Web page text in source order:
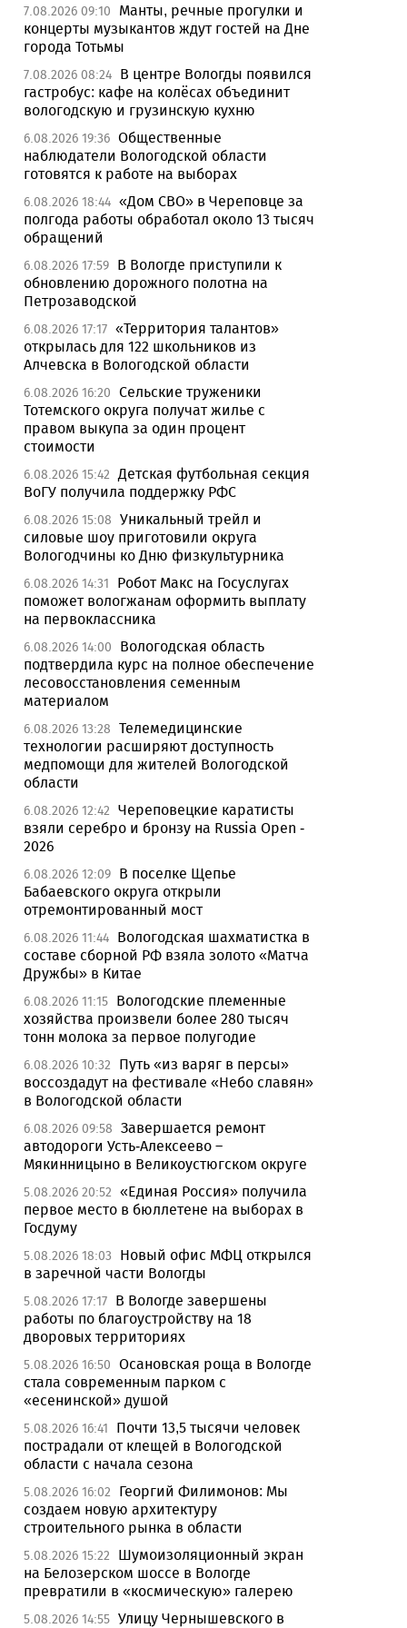
7.08.2026 09:10
Манты, речные прогулки и
концерты музыкантов ждут гостей на Дне
города Тотьмы
7.08.2026 08:24 В центре Вологды появился
гастробус: кафе на колёсах объединит
вологодскую и грузинскую кухню
6.08.2026 19:36 Общественные
наблюдатели Вологодской области
готовятся к работе на выборах
6.08.2026 18:44 «Дом СВО» в Череповце за
полгода работы обработал около 13 тысяч
обращений
6.08.2026 17:59 В Вологде приступили к
обновлению дорожного полотна на
Петрозаводской
6.08.2026 17:17 «Территория талантов»
открылась для 122 школьников из
Алчевска в Вологодской области
6.08.2026 16:20 Сельские труженики
Тотемского округа получат жилье с
правом выкупа за один процент
стоимости
6.08.2026 15:42 Детская футбольная секция
ВоГУ получила поддержку РФС
6.08.2026 15:08 Уникальный трейл и
силовые шоу приготовили округа
Вологодчины ко Дню физкультурника
6.08.2026 14:31
Робот Макс на Госуслугах
поможет вологжанам оформить выплату
на первоклассника
6.08.2026 14:00
Вологодская область
подтвердила курс на полное обеспечение
лесовосстановления семенным
материалом
6.08.2026 13:28 Телемедицинские
технологии расширяют доступность
медпомощи для жителей Вологодской
области
6.08.2026 12:42 Череповецкие каратисты
взяли серебро и бронзу на Russia Open -
2026
6.08.2026 12:09 В поселке Щепье
Бабаевского округа открыли
отремонтированный мост
6.08.2026 11:44 Вологодская шахматистка в
составе сборной РФ взяла золото «Матча
Дружбы» в Китае
6.08.2026 11:15 Вологодские племенные
хозяйства произвели более 280 тысяч
тонн молока за первое полугодие
6.08.2026 10:32
Путь «из варяг в персы»
воссоздадут на фестивале «Небо славян»
в Вологодской области
6.08.2026 09:58 Завершается ремонт
автодороги Усть-Алексеево –
Мякинницыно в Великоустюгском округе
5.08.2026 20:52 «Единая Россия» получила
первое место в бюллетене на выборах в
Госдуму
5.08.2026 18:03
Новый офис МФЦ открылся
в заречной части Вологды
5.08.2026 17:17 В Вологде завершены
работы по благоустройству на 18
дворовых территориях
5.08.2026 16:50 Осановская роща в Вологде
стала современным парком с
«есенинской» душой
5.08.2026 16:41
Почти 13,5 тысячи человек
пострадали от клещей в Вологодской
области с начала сезона
5.08.2026 16:02
Георгий Филимонов: Мы
создаем новую архитектуру
строительного рынка в области
5.08.2026 15:22
Шумоизоляционный экран
на Белозерском шоссе в Вологде
превратили в «космическую» галерею
5.08.2026 14:55 Улицу Чернышевского в